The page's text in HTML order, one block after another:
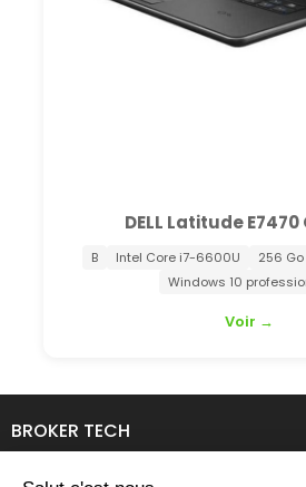
DELL Latitude E7470
B Intel Core i7-6600U 256 Go
Windows 10
Voir →
BROKER TECH